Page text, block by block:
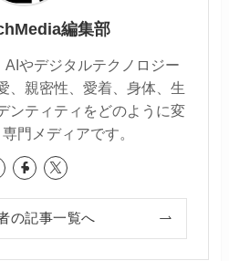
編集部
AIやデジタルテクノロジー
、親密性、愛着、身体、生
ンティティをどのように変
門メディアです。
の記事一覧へ